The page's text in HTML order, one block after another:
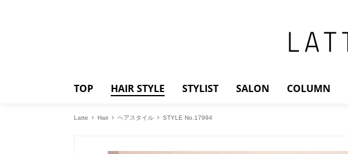
TOP HAIR STYLE STYLIST SALON COLUMN
Latte Hair ヘアスタイル STYLE No.17994